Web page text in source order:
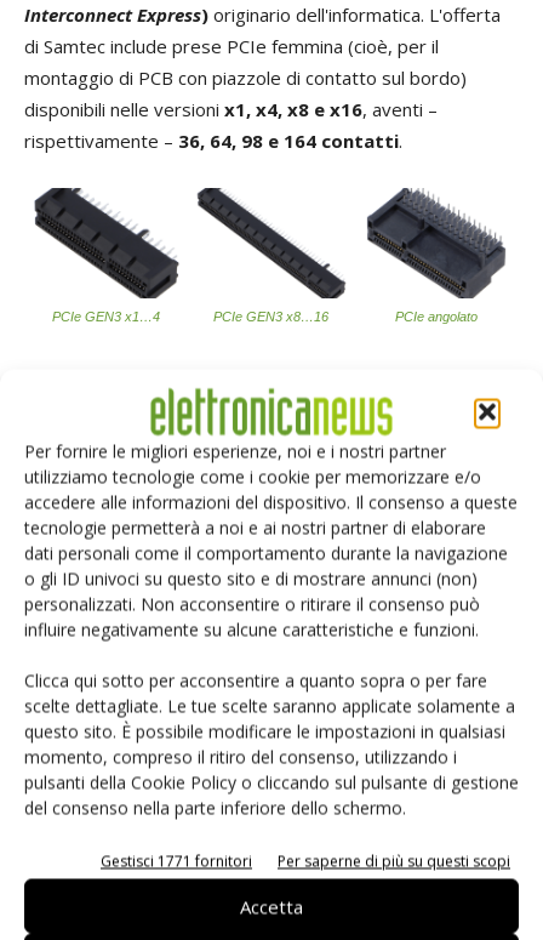
Per fornire le migliori esperienze, noi e i nostri partner
utilizziamo tecnologie come i cookie per memorizzare e/o
accedere alle informazioni del dispositivo. Il consenso a queste
tecnologie permetterà a noi e ai nostri partner di elaborare
dati personali come il comportamento durante la navigazione
o gli ID univoci su questo sito e di mostrare annunci (non)
personalizzati. Non acconsentire o ritirare il consenso può
influire negativamente su alcune caratteristiche e funzioni.
Clicca qui sotto per acconsentire a quanto sopra o per fare
scelte dettagliate. Le tue scelte saranno applicate solamente a
questo sito. È possibile modificare le impostazioni in qualsiasi
momento, compreso il ritiro del consenso, utilizzando i
pulsanti della Cookie Policy o cliccando sul pulsante di gestione
del consenso nella parte inferiore dello schermo.
Gestisci 1771 fornitori Per saperne di più su questi scopi
Accetta
Interconnect Express) originario dell'informatica. L'offerta
di Samtec include prese PCIe femmina (cioè, per il
montaggio di PCB con piazzole di contatto sul bordo)
disponibili nelle versioni x1, x4, x8 e x16, aventi –
rispettivamente – 36, 64, 98 e 164 contatti.
PCIe GEN3 x1…4 PCIe GEN3 x8…16 PCIe angolato
I connettori PCIe hanno contatti disposti con un passo di
. Possono trasportare correnti fino a 2,4 A
gestire tensioni di215 V AC e 204 V DC. Una caratteristica
importante di queste prese è anche un ampio intervallo di
tolleranza termica da-55 °C a 125 °C .
Prese standard PCIe
Prese PCB-PCB
Le ipotesi di progettazione dei connettori a pin e per bordi
introducono alcune limitazioni, principalmente riguardanti la
densità dei contatti e l'altezza della presa. Samtec offre
molte soluzioni alternative adattate alle esigenze
dispositivi elettronici compatti, che richiedono
distanze minime tra i PCB collegati. Esempi di tali prese
sono i prodotti
ERF8/ERM8 e ERF5/ERM5